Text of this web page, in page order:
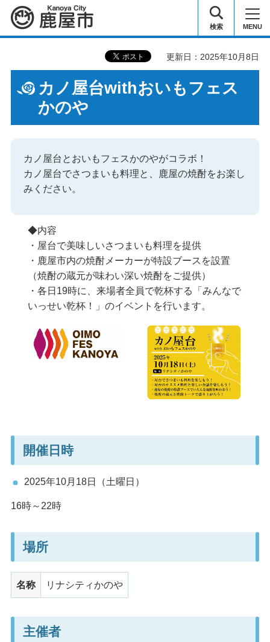
鹿屋市 検索 MENU
更新日：2025年10月8日
カノ屋台withおいもフェス
かのや
カノ屋台とおいもフェスかのやがコラボ！
カノ屋台でさつまいも料理と、鹿屋の焼酎をお楽し
みください。
◆内容
・屋台で美味しいさつまいも料理を提供
・鹿屋市内の焼酎メーカーが特設ブースを設置
（焼酎の蔵元が味わい深い焼酎をご提供）
・各日19時に、来場者全員で乾杯する「みんなで
いっせい乾杯！」のイベントを行います。
開催日時
2025年10月18日（土曜日）
16時～22時
場所
名称 リナシティかのや
主催者